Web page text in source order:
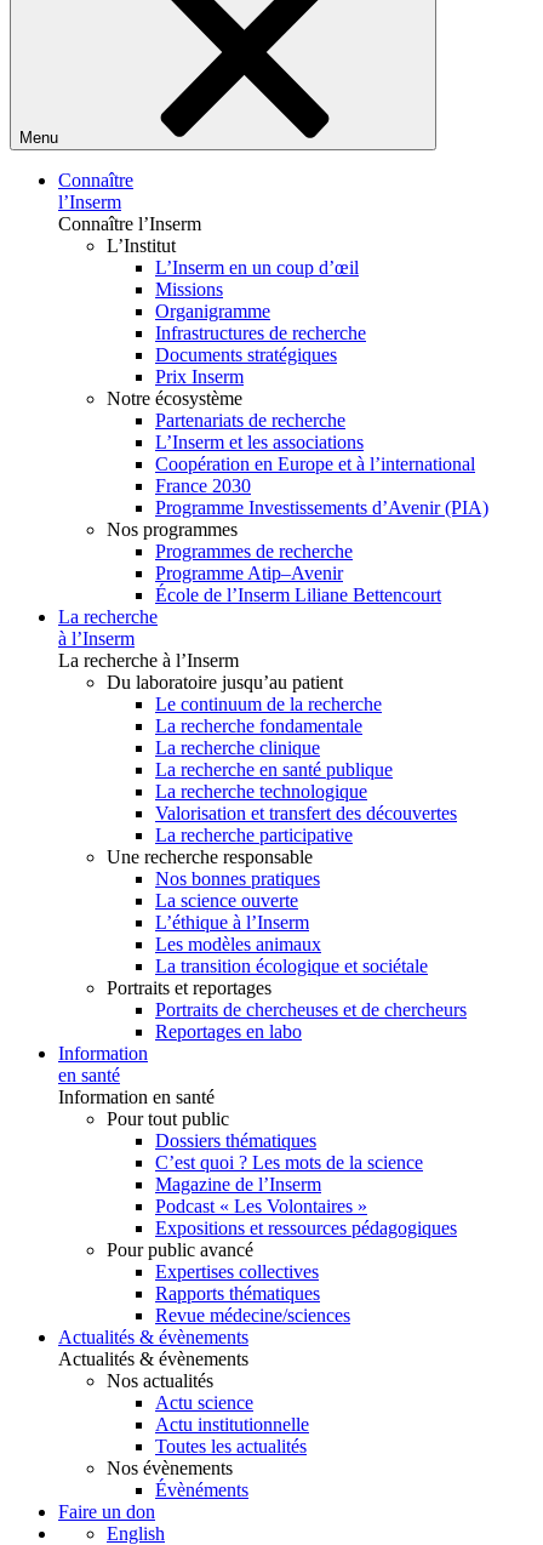
Menu
Connaître
l’Inserm
Connaître l’Inserm
L’Institut
L’Inserm en un coup d’œil
Missions
Organigramme
Infrastructures de recherche
Documents stratégiques
Prix Inserm
Notre écosystème
Partenariats de recherche
L’Inserm et les associations
Coopération en Europe et à l’international
France 2030
Programme Investissements d’Avenir (PIA)
Nos programmes
Programmes de recherche
Programme Atip–Avenir
École de l’Inserm Liliane Bettencourt
La recherche
à l’Inserm
La recherche à l’Inserm
Du laboratoire jusqu’au patient
Le continuum de la recherche
La recherche fondamentale
La recherche clinique
La recherche en santé publique
La recherche technologique
Valorisation et transfert des découvertes
La recherche participative
Une recherche responsable
Nos bonnes pratiques
La science ouverte
L’éthique à l’Inserm
Les modèles animaux
La transition écologique et sociétale
Portraits et reportages
Portraits de chercheuses et de chercheurs
Reportages en labo
Information
en santé
Information en santé
Pour tout public
Dossiers thématiques
C’est quoi ? Les mots de la science
Magazine de l’Inserm
Podcast « Les Volontaires »
Expositions et ressources pédagogiques
Pour public avancé
Expertises collectives
Rapports thématiques
Revue médecine/sciences
Actualités & évènements
Actualités & évènements
Nos actualités
Actu science
Actu institutionnelle
Toutes les actualités
Nos évènements
Évènéments
Faire un don
English